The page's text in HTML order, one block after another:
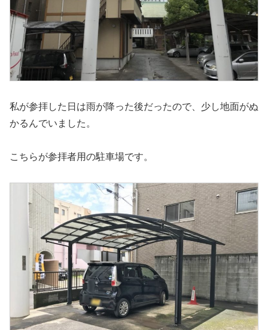
私が参拝した日は雨が降った後だったので、少し地面がぬ
かるんでいました。
こちらが参拝者用の駐車場です。